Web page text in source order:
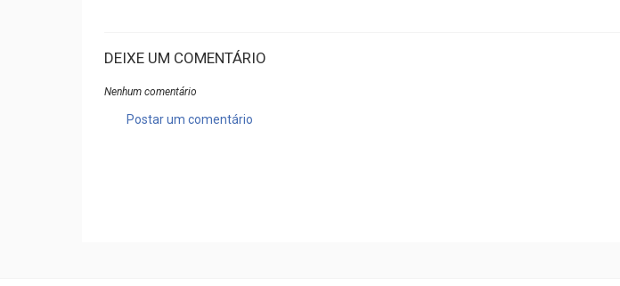
DEIXE UM COMENTÁRIO
Nenhum comentário
Postar um comentário